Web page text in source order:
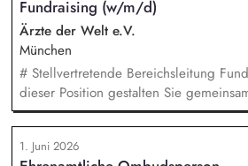
Qualitätssicherungsbesuchen in
Weiterentwicklung der Naturland
Verantwortung sowie des Kontroll- und
Durchführung regionalspezifischer
Kontrollstellen sowie Webinaren und
Sozialstandards, Menschen- und
Fundraising (w/m/d)
Ärzte der Welt e.V.
München
# Stellvertretende Bereichsleitung
dieser Position gestalten Sie
Bereichsleitung die strategische
Fundraisings und übernehmen
Steuerungsaufgaben in einem
1. Juni 2026